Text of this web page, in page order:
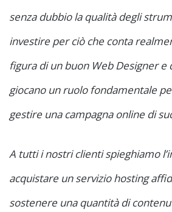
senza dubbio la qualità degli
investire per ciò che conta
figura di un buon Web Designer
giocano un ruolo fondamentale
gestire una campagna online di
A tutti i nostri clienti spieghiamo
acquistare un servizio hosting
sostenere una quantità di